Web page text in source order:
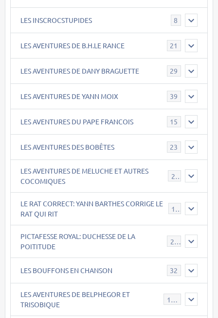
LES INSCROCSTUPIDES 8
LES AVENTURES DE B.H.LE RANCE 21
LES AVENTURES DE DANY BRAGUETTE 29
LES AVENTURES DE YANN MOIX 39
LES AVENTURES DU PAPE FRANCOIS 15
LES AVENTURES DES BOBÊTES 23
LES AVENTURES DE MELUCHE ET AUTRES
COCOMIQUES
22
LE RAT CORRECT: YANN BARTHES CORRIGE LE
RAT QUI RIT
15
PICTAFESSE ROYAL: DUCHESSE DE LA
POITITUDE
23
LES BOUFFONS EN CHANSON 32
LES AVENTURES DE BELPHEGOR ET
TRISOBIQUE
147